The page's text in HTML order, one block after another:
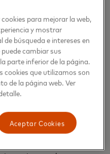
pago digital
financiera (por ejemplo,
están diseñadas
combinación con
intereses),
del crédito e invertir en
empresas pueden ser
su viaje hacia
a largo plazo. Al
para mejorar la web,
y mostrar
búsqueda e intereses en
cambiar sus
parte inferior de la página.
cookies que utilizamos son
de la página web. Ver
Aceptar Cookies